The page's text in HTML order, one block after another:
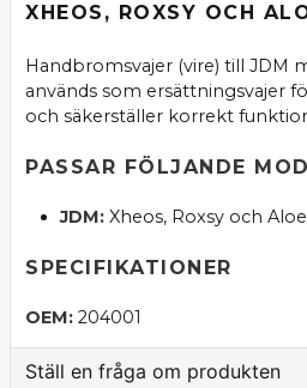
XHEOS, ROXSY OCH
Handbromsvajer (vire) till JDM
används som ersättningsvajer
och säkerställer korrekt
PASSAR FÖLJANDE
JDM:Xheos, Roxsy och
SPECIFIKATIONER
OEM: 204001
Ställ en fråga om produkten